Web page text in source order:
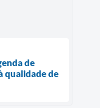
de
qualidade de